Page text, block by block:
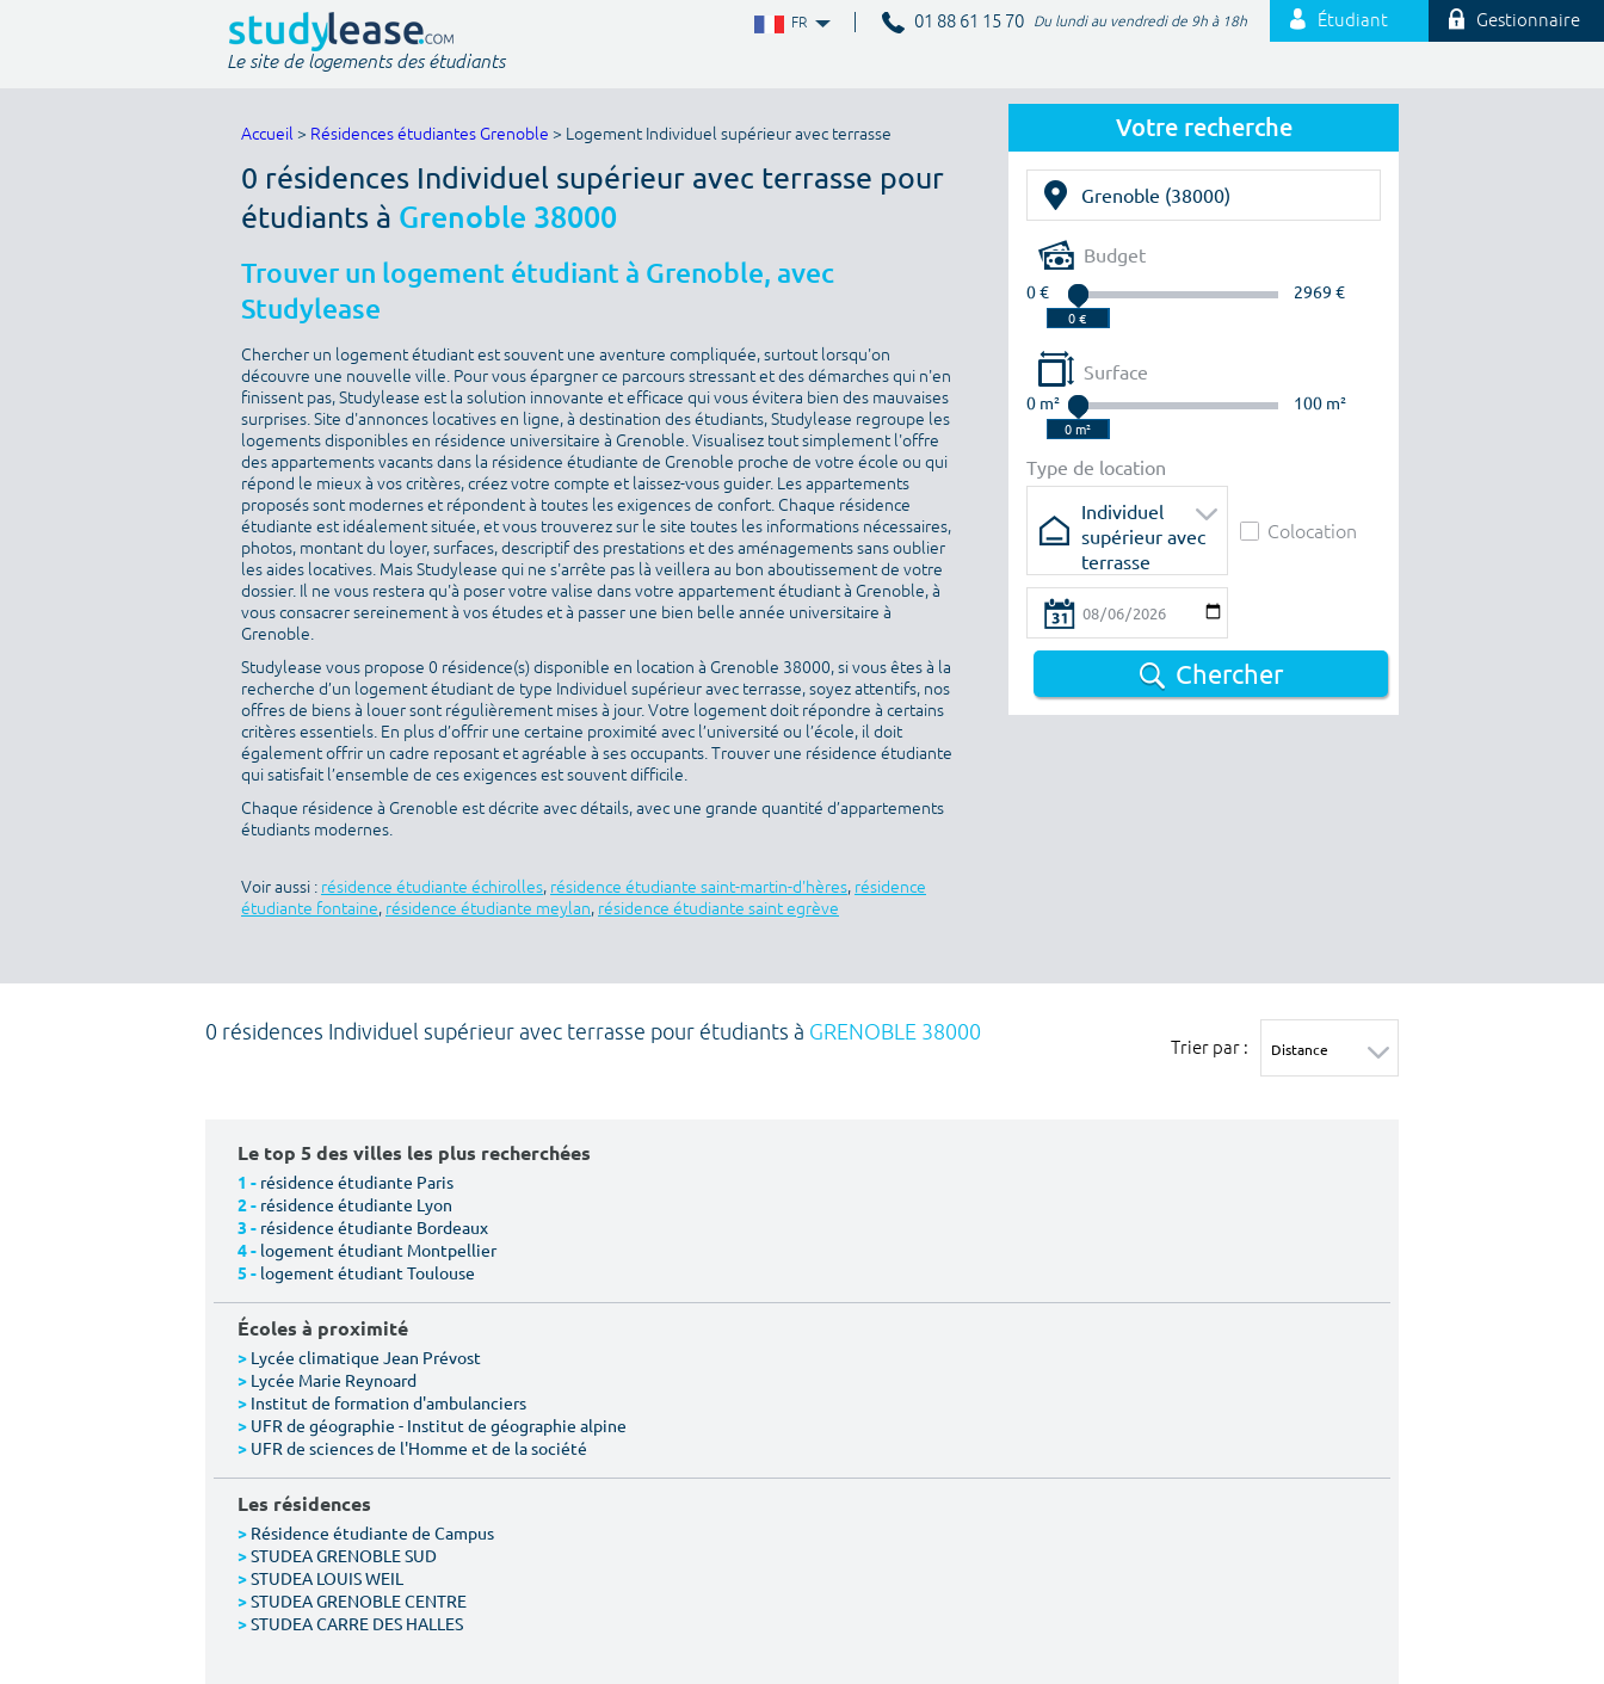
FR 01 88 61 15 70 Du lundi au vendredi de 9h à 18h Étudiant Gestionnaire
Le site de logements des étudiants
Votre recherche
Budget
0 € 2969 €
Surface
0 m² 100 m²
Type de location
Individuel
supérieur avec
terrasse
Colocation
Chercher
Accueil > Résidences étudiantes Grenoble > Logement Individuel supérieur avec terrasse
0 résidences Individuel supérieur avec terrasse pour
étudiants à Grenoble 38000
Trouver un logement étudiant à Grenoble, avec
Studylease
Chercher un logement étudiant est souvent une aventure compliquée, surtout lorsqu'on
découvre une nouvelle ville. Pour vous épargner ce parcours stressant et des démarches qui n'en
finissent pas, Studylease est la solution innovante et efficace qui vous évitera bien des mauvaises
surprises. Site d'annonces locatives en ligne, à destination des étudiants, Studylease regroupe les
logements disponibles en résidence universitaire à Grenoble. Visualisez tout simplement l'offre
des appartements vacants dans la résidence étudiante de Grenoble proche de votre école ou qui
répond le mieux à vos critères, créez votre compte et laissez-vous guider. Les appartements
proposés sont modernes et répondent à toutes les exigences de confort. Chaque résidence
étudiante est idéalement située, et vous trouverez sur le site toutes les informations nécessaires,
photos, montant du loyer, surfaces, descriptif des prestations et des aménagements sans oublier
les aides locatives. Mais Studylease qui ne s'arrête pas là veillera au bon aboutissement de votre
dossier. Il ne vous restera qu'à poser votre valise dans votre appartement étudiant à Grenoble, à
vous consacrer sereinement à vos études et à passer une bien belle année universitaire à
Grenoble.
Studylease vous propose 0 résidence(s) disponible en location à Grenoble 38000, si vous êtes à la
recherche d’un logement étudiant de type Individuel supérieur avec terrasse, soyez attentifs, nos
offres de biens à louer sont régulièrement mises à jour. Votre logement doit répondre à certains
critères essentiels. En plus d’offrir une certaine proximité avec l’université ou l’école, il doit
également offrir un cadre reposant et agréable à ses occupants. Trouver une résidence étudiante
qui satisfait l’ensemble de ces exigences est souvent difficile.
Chaque résidence à Grenoble est décrite avec détails, avec une grande quantité d’appartements
étudiants modernes.
Voir aussi : résidence étudiante échirolles, résidence étudiante saint-martin-d'hères, résidence
étudiante fontaine, résidence étudiante meylan, résidence étudiante saint egrève
0 résidences Individuel supérieur avec terrasse pour étudiants à GRENOBLE 38000
Trier par :
Le top 5 des villes les plus recherchées
1 - résidence étudiante Paris
2 - résidence étudiante Lyon
3 - résidence étudiante Bordeaux
4 - logement étudiant Montpellier
5 - logement étudiant Toulouse
Écoles à proximité
> Lycée climatique Jean Prévost
> Lycée Marie Reynoard
> Institut de formation d'ambulanciers
> UFR de géographie - Institut de géographie alpine
> UFR de sciences de l'Homme et de la société
Les résidences
> Résidence étudiante de Campus
>STUDEA GRENOBLE SUD
>STUDEA LOUIS WEIL
>STUDEA GRENOBLE CENTRE
>STUDEA CARRE DES HALLES